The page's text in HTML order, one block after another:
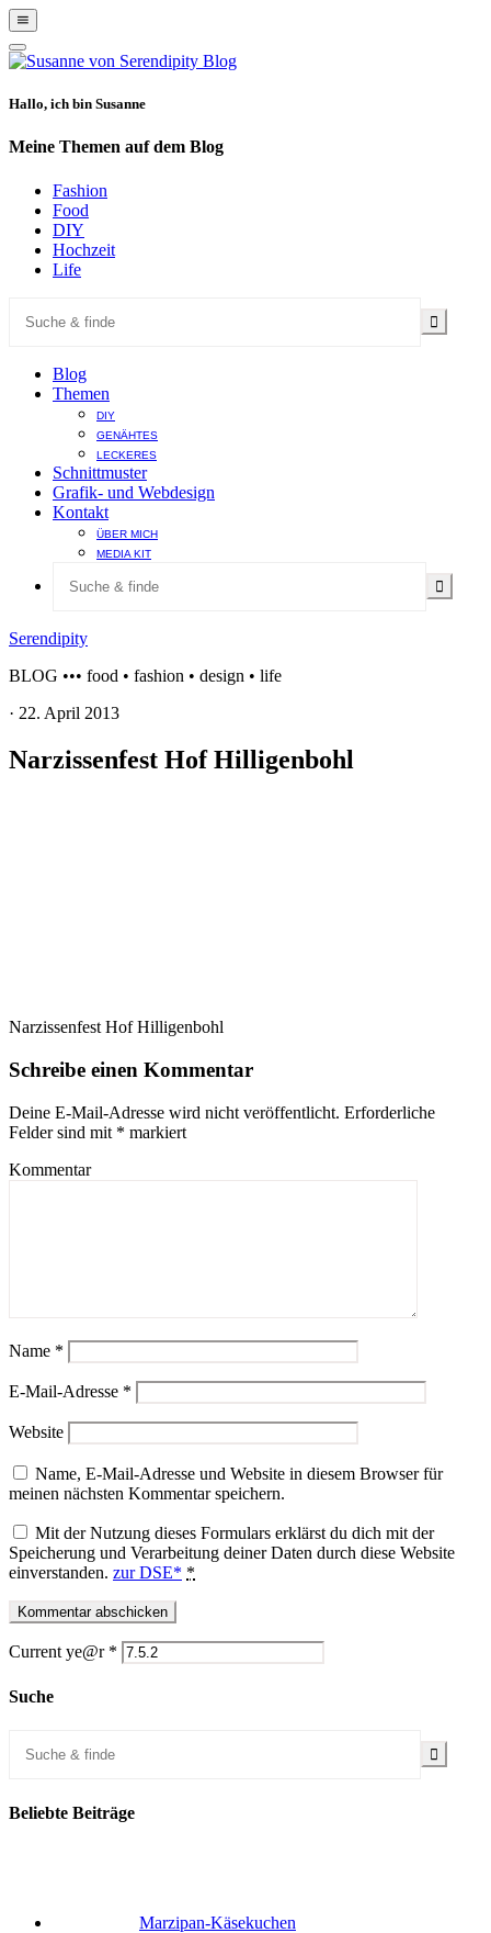
Show
Offscreen
Content
Hide
Offscreen
Hallo, ich bin Susanne
Meine Themen auf dem Blog
Fashion
Food
DIY
Hochzeit
Life
Blog
Themen
DIY
GENÄHTES
LECKERES
Schnittmuster
Grafik- und Webdesign
Kontakt
ÜBER MICH
MEDIA KIT
Serendipity
BLOG ••• food • fashion • design • life
· 22. April 2013
Narzissenfest Hof Hilligenbohl
Narzissenfest Hof Hilligenbohl
Schreibe einen Kommentar
Deine E-Mail-Adresse wird nicht veröffentlicht. Erforderliche
Felder sind mit * markiert
Kommentar
Name *
E-Mail-Adresse *
Website
Name, E-Mail-Adresse und Website in diesem Browser für
meinen nächsten Kommentar speichern.
Mit der Nutzung dieses Formulars erklärst du dich mit der
Speicherung und Verarbeitung deiner Daten durch diese Website
einverstanden. zur DSE* *
Current ye@r *
Suche
Beliebte Beiträge
Marzipan-Käsekuchen